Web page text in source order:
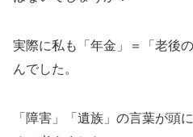
実際に私も「年金」＝「老後
んでした。
「障害」「遺族」の言葉が頭